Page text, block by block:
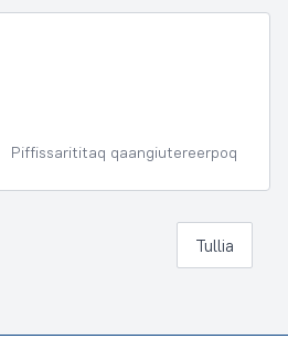
Piffissarititaq qaangiutereerpoq
Tullia